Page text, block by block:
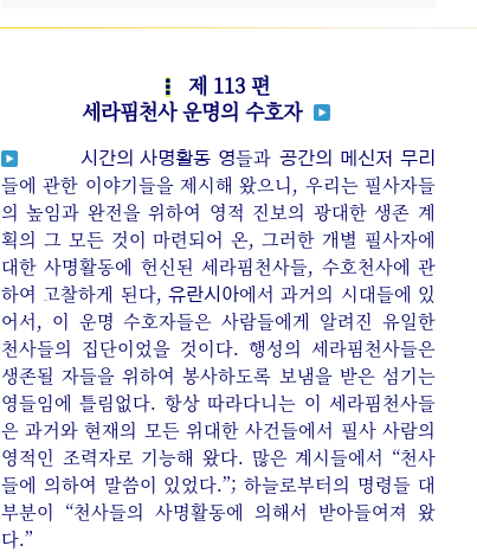
제 113 편
세라핌천사 운명의 수호자
시간의 사명활동 영들과공간의 메신저 무리
들에 관한 이야기들을 제시해 왔으니, 우리는 필사자들
의 높임과 완전을 위하여 영적 진보의 광대한 생존 계
획의 그 모든 것이 마련되어 온, 그러한 개별 필사자에
대한 사명활동에 헌신된 세라핌천사들, 수호천사에 관
하여 고찰하게 된다, 유란시아에서 과거의 시대들에 있
어서, 이 운명 수호자들은 사람들에게 알려진 유일한
천사들의 집단이었을 것이다. 행성의 세라핌천사들은
생존될 자들을 위하여 봉사하도록 보냄을 받은 섬기는
영들임에 틀림없다. 항상 따라다니는 이 세라핌천사들
은 과거와 현재의 모든 위대한 사건들에서 필사 사람의
영적인 조력자로 기능해 왔다. 많은 계시들에서 “천사
들에 의하여 말씀이 있었다.”; 하늘로부터의 명령들 대
부분이 “천사들의 사명활동에 의해서 받아들여져 왔
다.”